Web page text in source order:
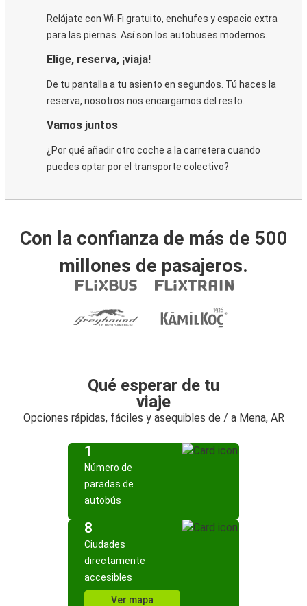
Relájate con Wi-Fi gratuito, enchufes y espacio extra
para las piernas. Así son los autobuses modernos.
Elige, reserva, ¡viaja!
De tu pantalla a tu asiento en segundos. Tú haces la
reserva, nosotros nos encargamos del resto.
Vamos juntos
¿Por qué añadir otro coche a la carretera cuando
puedes optar por el transporte colectivo?
Con la confianza de más de 500
millones de pasajeros.
Qué esperar de tu
viaje
Opciones rápidas, fáciles y asequibles de / a Mena, AR
1
Número de
paradas de
autobús
8
Ciudades
directamente
accesibles
Ver mapa